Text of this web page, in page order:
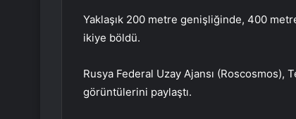
Yaklaşık 200 metre genişliğinde, 400
ikiye böldü.
Rusya Federal Uzay Ajansı
görüntülerini paylaştı.